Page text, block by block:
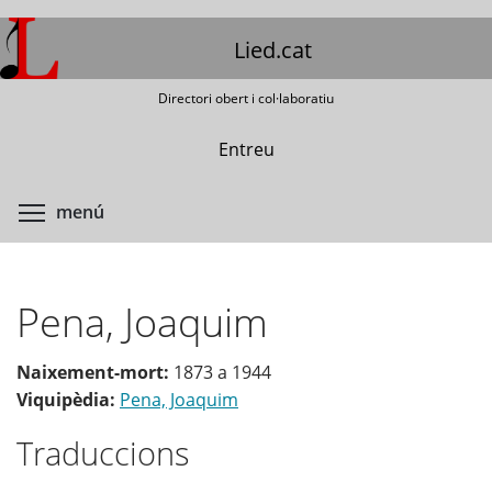
Vés
al
contingut
Lied.cat
Directori obert i col·laboratiu
Entreu
menú
Pena, Joaquim
Naixement-mort: 1873a 1944
Viquipèdia: Pena, Joaquim
Traduccions